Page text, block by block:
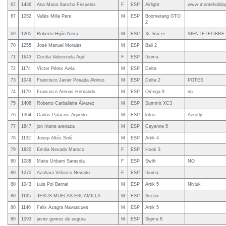
67 1436 Ana Maria Sancho Frisuelos F ESP Airlight
67 1052 Vallès Milla Pere M ESP
Boomerang GTO
2
69 1205 Roberto Hijón Neira M ESP Xc Racer SIENTETELIBRE
70 1255 José Manuel Morales M ESP Bali 2
71 1643 Cecilia Valenzuela Agüí F ESP Ikuma
72 1174 Víctor Pérex Avila M ESP Delta
73 1049 Francisco Javier Posada Alonso M ESP Delta 2 POTES
74 1179 Francisco Arenas Hernando M ESP Omega 9 no
75 1406 Roberto Carballeira Álvarez M ESP Summit XC3
76 1364 Carlos Palacios Aguedo M ESP lotus Aerofly
77 1847 jon Iriarte arenaza M ESP Cayenne 5
78 1132 Josep Altés Solé M ESP Artik 4
79 1820 Emilia Nevado Maroco F ESP Hook 3
80 1088 Maite Uribarri Sarasola F ESP Swift NO
80 1270 Azahara Velasco Nevado F ESP Ikuma
80 1043 Luis Pol Bernal M ESP Artik 5 Niviuk
80 1195 JESUS MUELAS ESCAMILLA M ESP Sector
80 1146 Felix Azagra Navascues M ESP Artik 5
80 1093 javier gomez de segura M ESP Sigma 8